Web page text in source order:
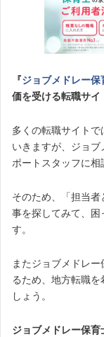
『ジョブメドレー保
価を受ける転職サイ
多くの転職サイト
いきますが、ジョ
ポートスタッフに相
そのため、「担当
事を探してみて、
す。
またジョブメドレー
るため、地方転職
しょう。
ジョブメドレー保育